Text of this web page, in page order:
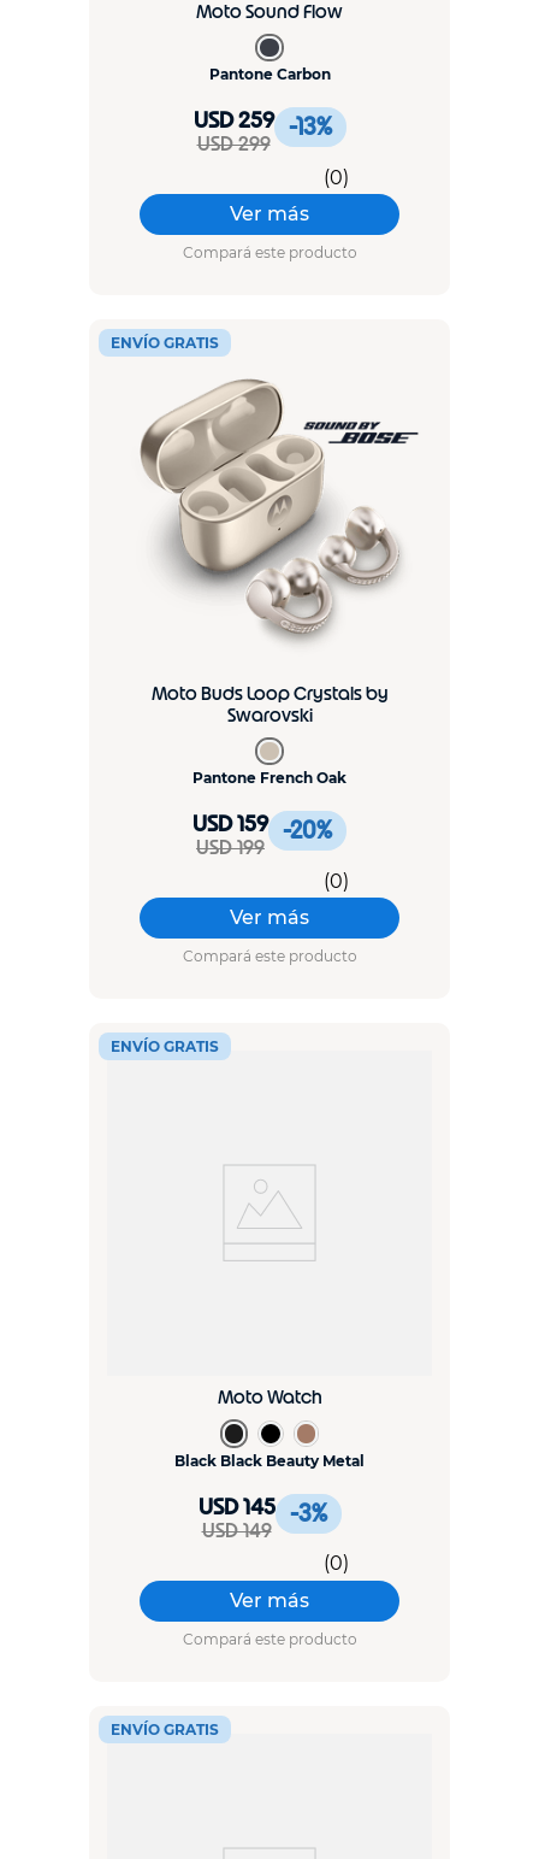
Moto Sound Flow
Pantone Carbon
-13%
USD 259
USD 299
(0)
Ver más
Compará este producto
Moto Buds Loop Crystals by
Swarovski
Pantone French Oak
-20%
USD 159
USD 199
(0)
Ver más
Compará este producto
ENVÍO GRATIS
Moto Watch
Black Black Beauty Metal
-3%
USD 145
USD 149
(0)
Ver más
Compará este producto
ENVÍO GRATIS
ENVÍO GRATIS